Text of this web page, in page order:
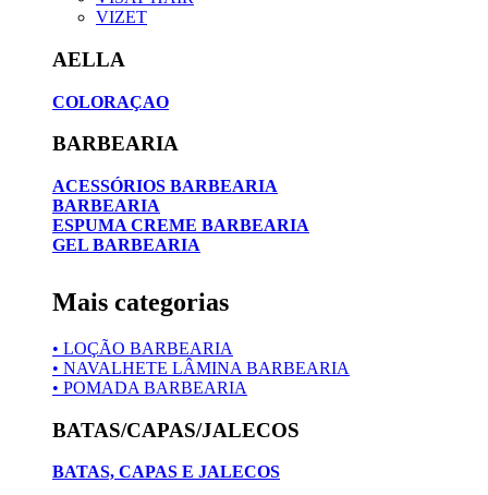
VIZET
AELLA
COLORAÇAO
BARBEARIA
ACESSÓRIOS BARBEARIA
BARBEARIA
ESPUMA CREME BARBEARIA
GEL BARBEARIA
Mais categorias
• LOÇÃO BARBEARIA
• NAVALHETE LÂMINA BARBEARIA
• POMADA BARBEARIA
BATAS/CAPAS/JALECOS
BATAS, CAPAS E JALECOS